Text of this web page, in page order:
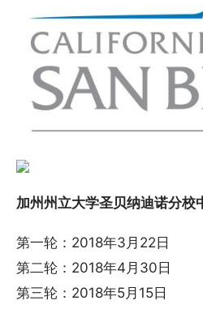
加州州立大学圣贝纳迪诺分校
第一轮：2018年3月22日
第二轮：2018年4月30日
第三轮：2018年5月15日